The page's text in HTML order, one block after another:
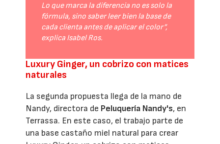
Lo que marca la diferencia no es solo la
fórmula, sino saber leer bien la base de
cada clienta antes de aplicar el color”,
explica Isabel Ros.
Luxury Ginger, un cobrizo con matices
naturales
La segunda propuesta llega de la mano de
Nandy, directora de Peluquería Nandy's, en
Terrassa. En este caso, el trabajo parte de
una base castaño miel natural para crear